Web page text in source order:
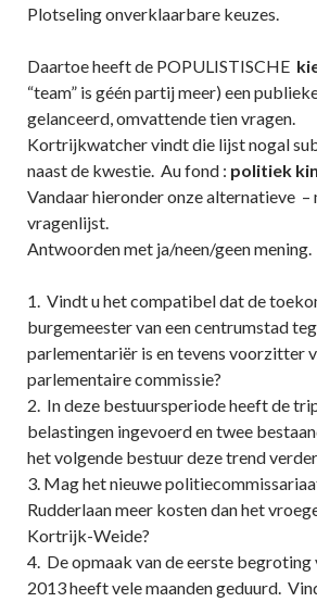
Plotseling onverklaarbare keuzes.
Daartoe heeft de POPULISTISCHE
“team” is géén partij meer) een
gelanceerd, omvattende tien vragen.
Kortrijkwatcher vindt die lijst nogal
naast de kwestie. Au fond : politiek
Vandaar hieronder onze alternatieve –
vragenlijst.
Antwoorden met ja/neen/geen mening.
1. Vindt u het compatibel dat de
burgemeester van een centrumstad
parlementariër is en tevens voorzitter
parlementaire commissie?
2. In deze bestuursperiode heeft de
belastingen ingevoerd en twee
het volgende bestuur deze trend
3. Mag het nieuwe
Rudderlaan meer kosten dan het
Kortrijk-Weide?
4. De opmaak van de eerste begroting
2013 heeft vele maanden geduurd.